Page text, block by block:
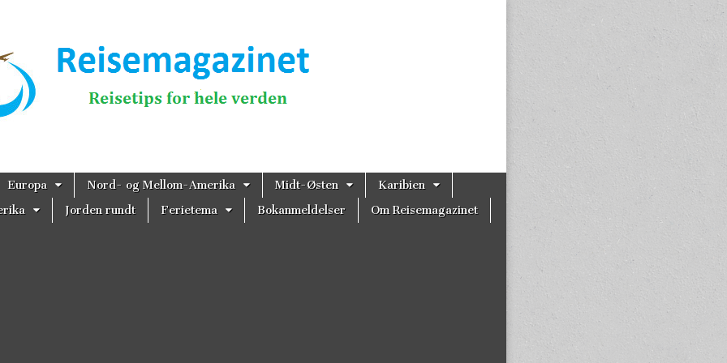
Europa Nord- og Mellom-Amerika Midt-Østen
Karibien
Jorden rundt Ferietema Bokanmeldelser Om Reisemagazinet